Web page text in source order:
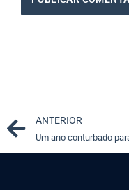
Prev
ANTERIOR